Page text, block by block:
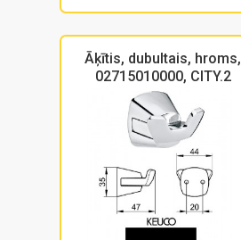
Āķītis, dubultais, hroms,
02715010000, CITY.2